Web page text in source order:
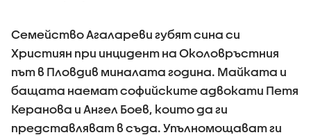
Семейство Агалареви губят сина си
Християн при инцидент на Околовръстния
път в Пловдив миналата година. Майката и
бащата наемат софийските адвокати Петя
Керанова и Ангел Боев, които да ги
представляват в съда. Упълномощават ги